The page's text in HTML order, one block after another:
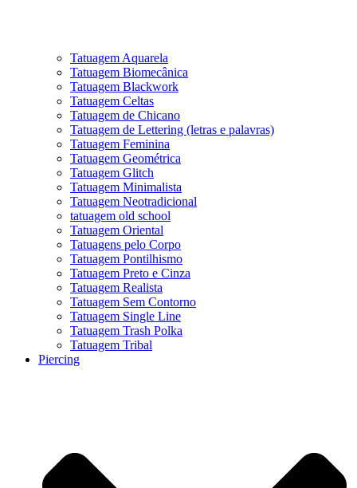
Tatuagem Aquarela
Tatuagem Biomecânica
Tatuagem Blackwork
Tatuagem Celtas
Tatuagem de Chicano
Tatuagem de Lettering (letras e palavras)
Tatuagem Feminina
Tatuagem Geométrica
Tatuagem Glitch
Tatuagem Minimalista
Tatuagem Neotradicional
tatuagem old school
Tatuagem Oriental
Tatuagens pelo Corpo
Tatuagem Pontilhismo
Tatuagem Preto e Cinza
Tatuagem Realista
Tatuagem Sem Contorno
Tatuagem Single Line
Tatuagem Trash Polka
Tatuagem Tribal
Piercing